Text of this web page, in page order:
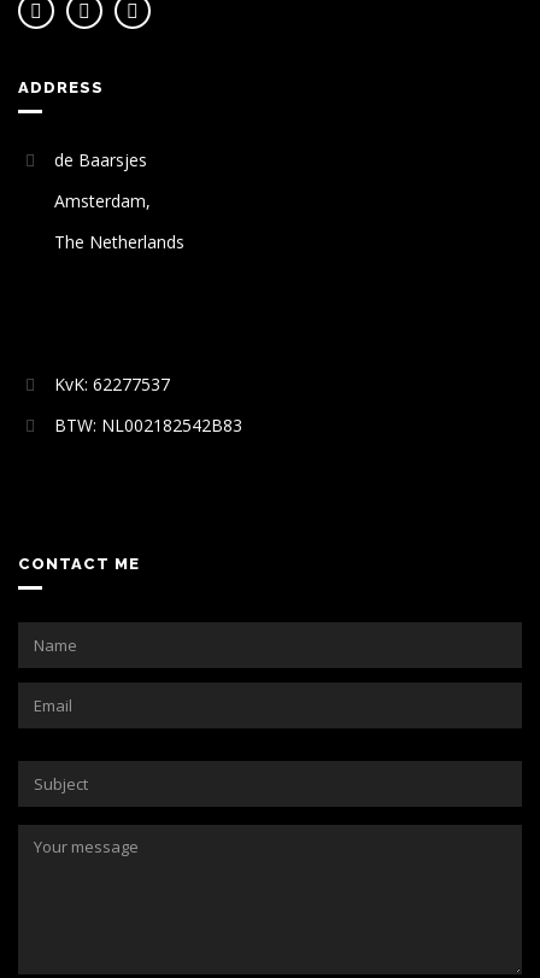
ADDRESS
de Baarsjes
Amsterdam,
The Netherlands
KvK: 62277537
BTW: NL002182542B83
CONTACT ME